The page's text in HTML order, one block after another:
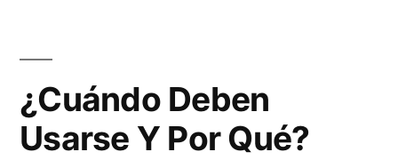
¿Cuándo Deben
Usarse Y Por Qué?